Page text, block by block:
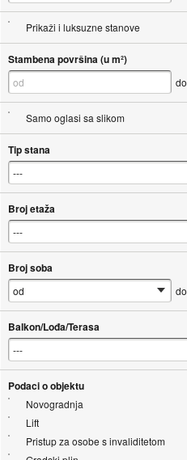
Prikaži i luksuzne stanove
Stambena površina (u m²)
do
Samo oglasi sa slikom
Tip stana
Broj etaža
Broj soba
do
Balkon/Lođa/Terasa
Podaci o objektu
Novogradnja
Lift
Pristup za osobe s invaliditetom